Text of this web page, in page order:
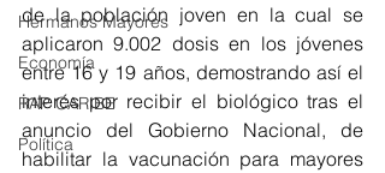
Hermanos Mayores
Economía
RAP CARIBE
Política
de la población joven en la cual se
aplicaron 9.002 dosis en los jóvenes
entre 16 y 19 años, demostrando así el
interés por recibir el biológico tras el
anuncio del Gobierno Nacional, de
habilitar la vacunación para mayores